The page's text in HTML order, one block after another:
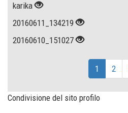
karika
20160611_134219
20160610_151027
1 2
Condivisione del sito profilo